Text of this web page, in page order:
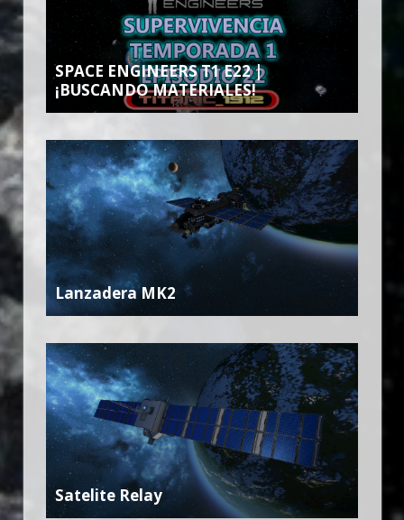
SPACE ENGINEERS T1 E22 |
¡BUSCANDO MATERIALES!
Lanzadera MK2
Satelite Relay